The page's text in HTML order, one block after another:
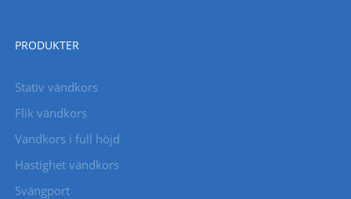
PRODUKTER
Stativ vändkors
Flik vändkors
Vändkors i full höjd
Hastighet vändkors
Svängport